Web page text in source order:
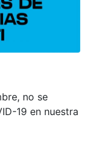
no se
19 en nuestra